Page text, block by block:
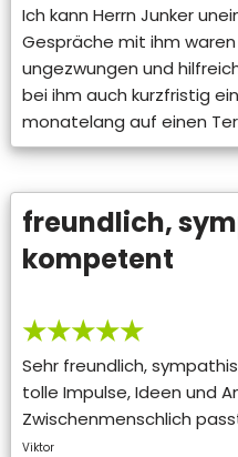
Ich kann Herrn Junker
Gespräche mit ihm
ungezwungen und
bei ihm auch kurzfristig
monatelang auf einen
freundlich,
kompetent
★★★★★
Sehr freundlich,
tolle Impulse, Ideen und
Zwischenmenschlich
Viktor